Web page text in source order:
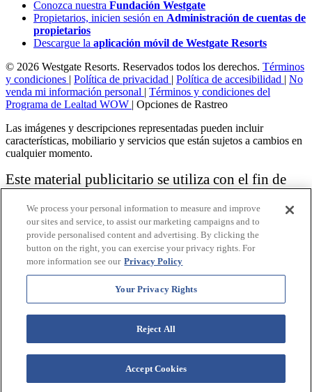
Conozca nuestra Fundación Westgate
Propietarios, inicien sesión en Administración de cuentas de
propietarios
Descargue la aplicación móvil de Westgate Resorts
© 2026 Westgate Resorts. Reservados todos los derechos. Términos
y condiciones | Política de privacidad | Política de accesibilidad | No
venda mi información personal | Términos y condiciones del
Programa de Lealtad WOW | Opciones de Rastreo
Las imágenes y descripciones representadas pueden incluir
características, mobiliario y servicios que están sujetos a cambios en
cualquier momento.
Este material publicitario se utiliza con el fin de
vacacional.
Aviso: las funciones de accesibilidad enumeradas aquí no pretenden
ser una lista exhaustiva o completa de todas las funciones accesibles
de la instalación,
habitaciones y / o comodidades para este Resort específico. Para
obtener información sobre nuestra política de accesibilidad, revise
nuestraPolítica de accesibilidad.
We process your personal information to measure and improve
our sites and service, to assist our marketing campaigns and to
provide personalised content and advertising. By clicking the
button on the right, you can exercise your privacy rights. For
more information see our Privacy Policy
Your Privacy Rights
Reject All
Accept Cookies